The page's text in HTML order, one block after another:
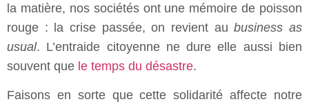
la matière, nos sociétés ont une mémoire de poisson
rouge : la crise passée, on revient aubusiness as
usual. L’entraide citoyenne ne dure elle aussi bien
souvent que le temps du désastre.
Faisons en sorte que cette solidarité affecte notre